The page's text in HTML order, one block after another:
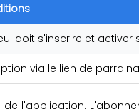
doit s'inscrire et
via le lien de
l'application.